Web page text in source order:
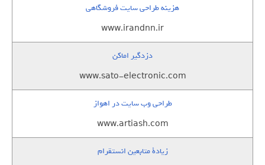
هزینه طراحی سایت فروشگاهی
www.irandnn.ir
دزدگیر اماکن
www.sato-electronic.com
طراحی وب سایت در اهواز
www.artiash.com
زيادة متابعين انستقرام